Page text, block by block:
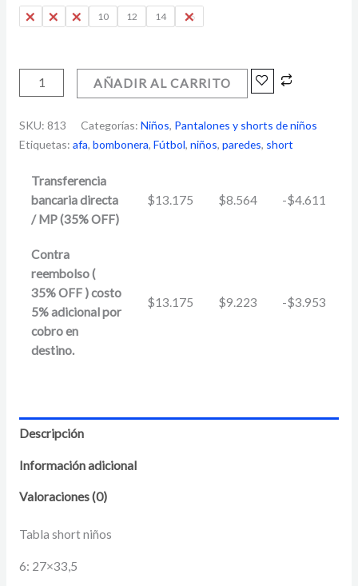
4 6 8 10 12 14 16
AÑADIR AL CARRITO
SKU: 813 Categorías: Niños, Pantalones y shorts de niños
Etiquetas: afa, bombonera, Fútbol, niños, paredes, short
Transferencia
bancaria directa
/ MP (35% OFF)
$13.175 $8.564 -$4.611
Contra
reembolso (
35% OFF ) costo
5% adicional por
cobro en
destino.
$13.175 $9.223 -$3.953
Descripción
Información adicional
Valoraciones (0)
Tabla short niños
6: 27×33,5